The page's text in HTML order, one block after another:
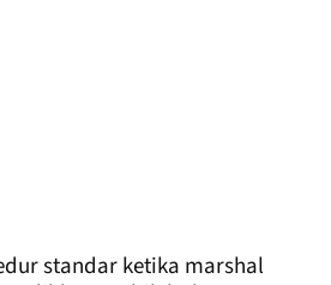
standar ketika marshal